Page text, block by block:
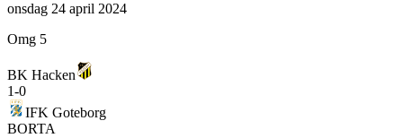
onsdag 24 april 2024
Omg 5
BK Hacken
1-0
IFK Goteborg
BORTA